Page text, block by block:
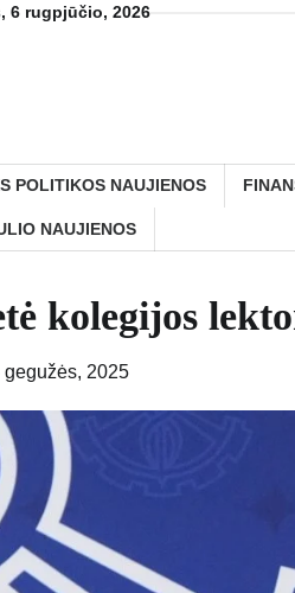
6 rugpjūčio, 2026
POLITIKOS NAUJIENOS
NAUJIENOS
kolegijos
gegužės, 2025